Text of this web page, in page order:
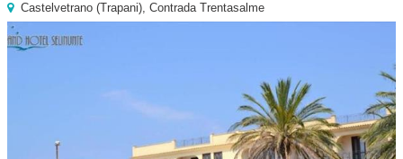
Castelvetrano (Trapani), Contrada Trentasalme